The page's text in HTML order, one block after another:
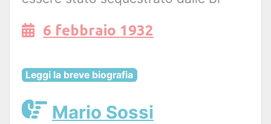
6 febbraio 1932
Leggi la breve biografia
Mario Sossi